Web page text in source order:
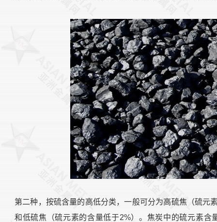
第二种，按硫含量的高低分类，一般可分为高硫焦（硫元
和低硫焦（硫元素的含量低于2%）。焦炭中的硫元素